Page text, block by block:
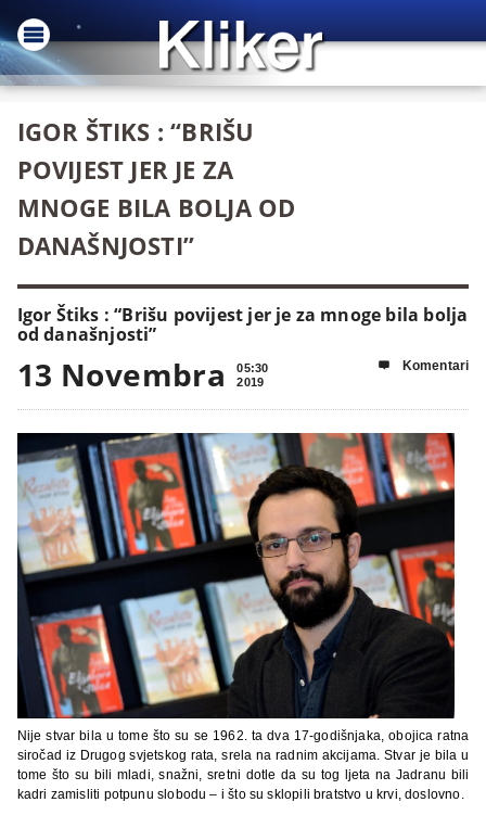
IGOR ŠTIKS : “BRIŠU
POVIJEST JER JE ZA
MNOGE BILA BOLJA OD
DANAŠNJOSTI”
Igor Štiks : “Brišu povijest jer je za mnoge bila bolja
od današnjosti”
13 Novembra
05:30
2019
 Komentari
Nije stvar bila u tome što su se 1962. ta dva 17-godišnjaka, obojica ratna
siročad iz Drugog svjetskog rata, srela na radnim akcijama. Stvar je bila u
tome što su bili mladi, snažni, sretni dotle da su tog ljeta na Jadranu bili
kadri zamisliti potpunu slobodu – i što su sklopili bratstvo u krvi, doslovno.